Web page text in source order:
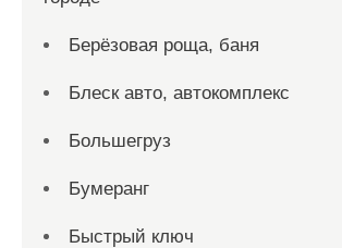
Берёзовая роща, баня
Блеск авто, автокомплекс
Большегруз
Бумеранг
Быстрый ключ